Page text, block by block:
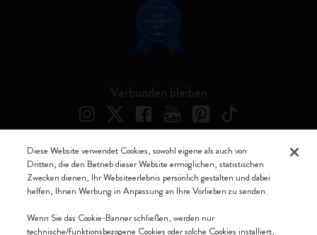
Verbunden bleiben
Moleskine ® ist ein eingetragenes Warenzeichen von Moleskine Srl a
socio unico
Italia - P. IVA / CCIAA n. 07234480965 - REA MI 1945400 - Cap.
Diese Website verwendet Cookies, sowohl eigene als auch von
Dritten, die den Betrieb dieser Website ermöglichen, statistischen
Zwecken dienen, Ihr Websiteerlebnis persönlich gestalten und dabei
helfen, Ihnen Werbung in Anpassung an Ihre Vorlieben zu senden.
Wenn Sie das Cookie-Banner schließen, werden nur
technische/funktionsbezogene Cookies oder solche Cookies installiert,